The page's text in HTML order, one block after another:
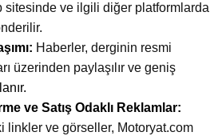
sitesinde ve ilgili diğer platformlarda
Haberler, derginin resmi
üzerinden paylaşılır ve geniş
ve Satış Odaklı Reklamlar:
linkler ve görseller, Motoryat.com